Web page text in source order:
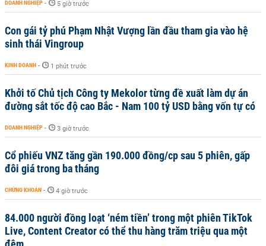
DOANH NGHIỆP - 5 giờ trước
Con gái tỷ phú Phạm Nhật Vượng lần đầu tham gia vào hệ
sinh thái Vingroup
KINH DOANH - 1 phút trước
Khởi tố Chủ tịch Công ty Mekolor từng đề xuất làm dự án
đường sắt tốc độ cao Bắc - Nam 100 tỷ USD bằng vốn tự có
DOANH NGHIỆP - 3 giờ trước
Cổ phiếu VNZ tăng gần 190.000 đồng/cp sau 5 phiên, gấp
đôi giá trong ba tháng
CHỨNG KHOÁN - 4 giờ trước
84.000 người đồng loạt ‘ném tiền’ trong một phiên TikTok
Live, Content Creator có thể thu hàng trăm triệu qua một